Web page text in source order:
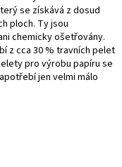
se získává z dosud
ploch. Ty jsou
chemicky ošetřovány.
z cca 30 % travních pelet
pro výrobu papíru se
jen velmi málo